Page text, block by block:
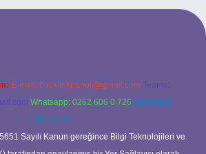
E-mail: backlinkpaneli@gmail.com Teams:
Whatsapp: 0262 606 0 726 Telegram:
@karabul
Sayılı Kanun gereğince Bilgi Teknolojileri ve